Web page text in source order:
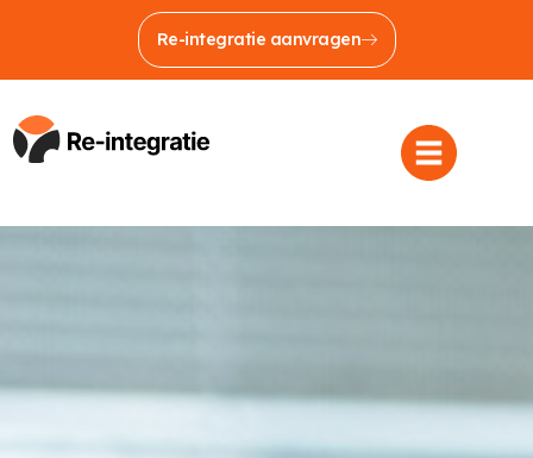
Re-integratie aanvragen